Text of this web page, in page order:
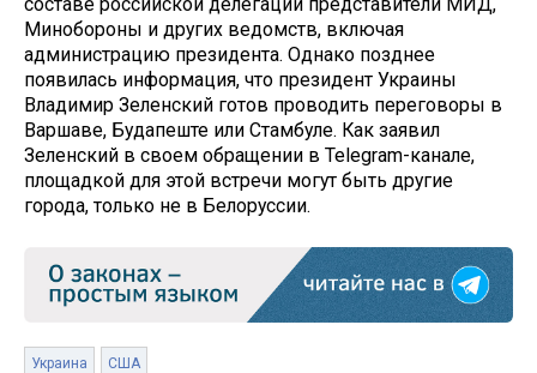
составе российской делегации представители МИД,
Минобороны и других ведомств, включая
администрацию президента. Однако позднее
появилась информация, что президент Украины
Владимир Зеленский готов проводить переговоры в
Варшаве, Будапеште или Стамбуле. Как заявил
Зеленский в своем обращении в Telegram-канале,
площадкой для этой встречи могут быть другие
города, только не в Белоруссии.
Украина США